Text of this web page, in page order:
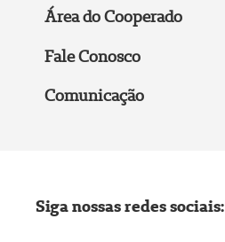
Área do Cooperado
Fale Conosco
Comunicação
Siga nossas redes sociais: